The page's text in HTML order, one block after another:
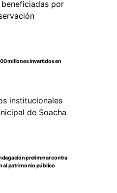
millones invertidos en
preliminar contra
al patrimonio público